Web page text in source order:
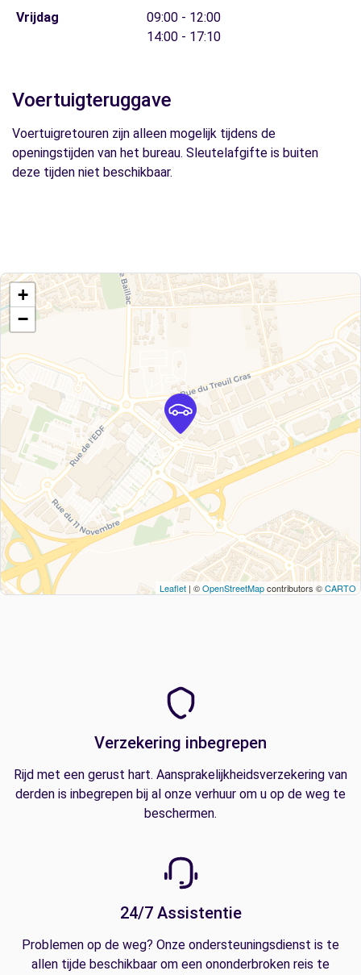
Vrijdag
09:00 - 12:00
14:00 - 17:10
Voertuigteruggave
Voertuigretouren zijn alleen mogelijk tijdens de
openingstijden van het bureau. Sleutelafgifte is buiten
deze tijden niet beschikbaar.
+
−
Leaflet | ©OpenStreetMapcontributors ©CARTO
Verzekering inbegrepen
Rijd met een gerust hart. Aansprakelijkheidsverzekering van
derden is inbegrepen bij al onze verhuur om u op de weg te
beschermen.
24/7 Assistentie
Problemen op de weg? Onze ondersteuningsdienst is te
allen tijde beschikbaar om een ononderbroken reis te